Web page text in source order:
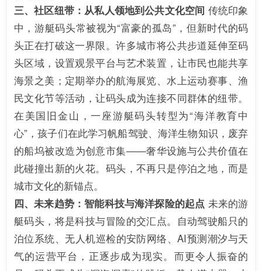
三、社区纽带：从私人领地到公共文化空间 传统印象
中，游艇码头常被视为“富豪的孤岛”，但新时代的码
头正在打破这一界限。许多城市将公共步道延伸至码
头区域，设置观景平台与艺术装置，让市民也能共享
海景之美；定期举办的航海展览、水上运动赛事、渔
民文化节等活动，让码头成为连接不同群体的纽带。
在美国旧金山，一座游艇码头转型为“海洋教育中
心”，孩子们在此学习帆船驾驶、海洋生物知识，废弃
的船坞被改造为创意市集——奢华设施与公共价值在
此碰撞出新的火花。码头，不再只是停泊之地，而是
城市文化的新锚点。
四、未来趋势：智能科技与海洋探险的起点 未来的游
艇码头，将是科技与冒险的交汇点。自动驾驶船只的
泊位系统、无人机巡检的安防网络、AI预测潮汐与天
气的运营平台，正逐步成为现实。而更令人振奋的